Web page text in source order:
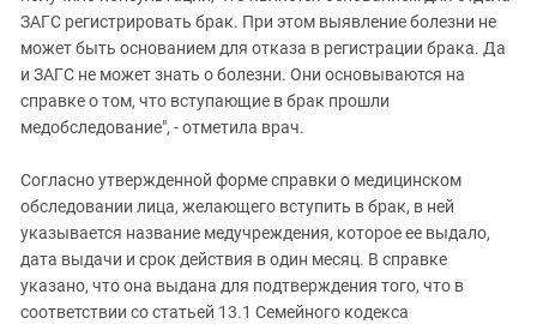
ЗАГС регистрировать брак. При этом выявление болезни не
может быть основанием для отказа в регистрации брака. Да
и ЗАГС не может знать о болезни. Они основываются на
справке о том, что вступающие в брак прошли
медобследование", - отметила врач.
Согласно утвержденной форме справки о медицинском
обследовании лица, желающего вступить в брак, в ней
указывается название медучреждения, которое ее выдало,
дата выдачи и срок действия в один месяц. В справке
указано, что она выдана для подтверждения того, что в
соответствии со статьей 13.1 Семейного кодекса